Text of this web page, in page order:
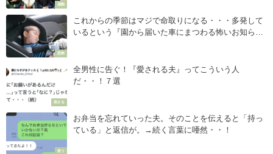
感動
恐怖
これからの季節はマジで命取りになる・・・多発して
いるという『園から届いた車にまつわる怖いお知ら
刺さる
全男性に告ぐ！『愛される夫』ってこういう人
だ・・！７選
笑う
お弁当を忘れていった夫。そのことを伝えると「持っ
ている」と返信が。→続く言葉に唖然・・！